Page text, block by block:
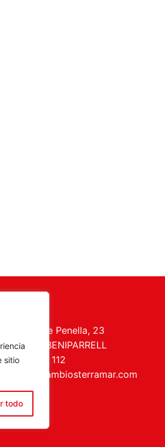
sitio
todo
Font de Penella, 23
46469 BENIPARRELL
960 727 112